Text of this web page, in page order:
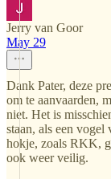
Jerry van Goor
May 29
Dank Pater, deze
om te aanvaarden,
niet. Het is
staan, als een
hokje, zoals RKK,
ook weer veilig.